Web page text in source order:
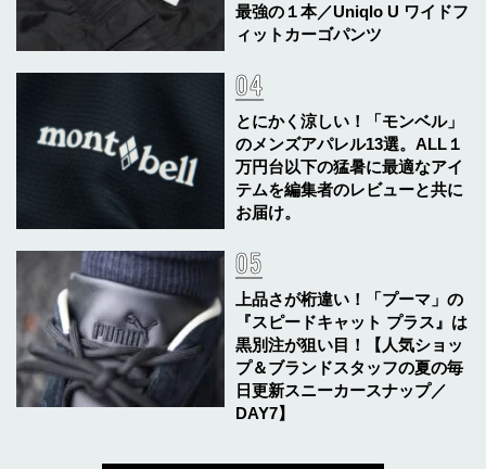
最強の１本／Uniqlo U ワイドフ
ィットカーゴパンツ
とにかく涼しい！「モンベル」
のメンズアパレル13選。ALL１
万円台以下の猛暑に最適なアイ
テムを編集者のレビューと共に
お届け。
上品さが桁違い！「プーマ」の
『スピードキャット プラス』は
黒別注が狙い目！【人気ショッ
プ＆ブランドスタッフの夏の毎
日更新スニーカースナップ／
DAY7】